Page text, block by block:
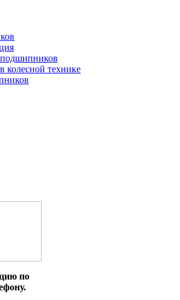
колесной технике
по